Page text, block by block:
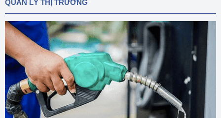
QUẢN LÝ THỊ TRƯỜNG